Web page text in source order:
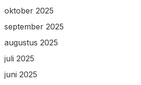
oktober 2025
september 2025
augustus 2025
juli 2025
juni 2025